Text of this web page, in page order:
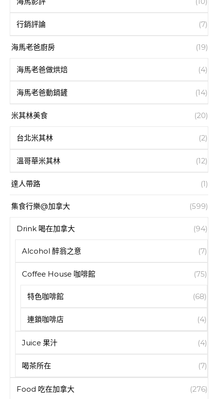
行銷評論 (7)
海馬老爸廚房 (19)
海馬老爸做烘焙 (4)
海馬老爸動鍋鏟 (14)
米其林美食 (20)
台北米其林 (2)
溫哥華米其林 (12)
達人帶路 (1)
集食行樂@加拿大 (599)
Drink 喝在加拿大 (94)
Alcohol 醉翁之意 (7)
Coffee House 咖啡館 (75)
特色咖啡館 (68)
連鎖咖啡店 (4)
Juice 果汁 (4)
喝茶所在 (7)
Food 吃在加拿大 (276)